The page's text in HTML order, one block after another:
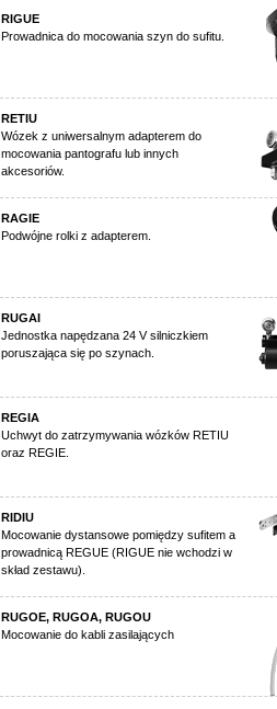
RIGUE
Prowadnica do mocowania szyn do sufitu.
RETIU
Wózek z uniwersalnym adapterem do
mocowania pantografu lub innych
akcesoriów.
RAGIE
Podwójne rolki z adapterem.
RUGAI
Jednostka napędzana 24 V silniczkiem
poruszająca się po szynach.
REGIA
Uchwyt do zatrzymywania wózków RETIU
oraz REGIE.
RIDIU
Mocowanie dystansowe pomiędzy sufitem a
prowadnicą REGUE (RIGUE nie wchodzi w
skład zestawu).
RUGOE, RUGOA, RUGOU
Mocowanie do kabli zasilających